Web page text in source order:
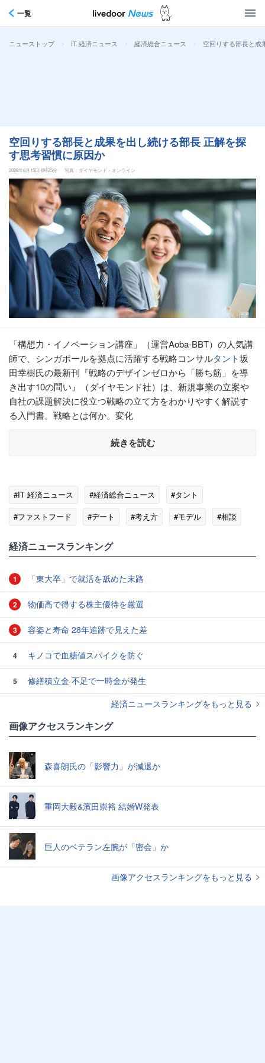
一覧
ニューストップ > IT 経済ニュース > 経済総合ニュース > 空回りする部長と成
空回りする部長と成果を出し続ける部長 正解を探
す思考習慣に原因か
2026年6月15日 6時25分 写真：ダイヤモンド・オンライン
「構想力・イノベーション講座」（運営Aoba-BBT）の人気講
師で、シンガポールを拠点に活躍する戦略コンサルタント坂
田幸樹氏の最新刊『戦略のデザインゼロから「勝ち筋」を導
き出す10の問い』（ダイヤモンド社）は、新規事業の立案や
自社の課題解決に役立つ戦略の立て方をわかりやすく解説す
る入門書。戦略とは何か。変化
続きを読む
#IT 経済ニュース #経済総合ニュース
#タント
#ファストフード
#デート #考え方 #モデル
#相談
経済ニュースランキング
1 「東大卒」で就活を舐めた末路
2 物価高で得する株主優待を厳選
3 容姿と寿命 28年追跡で見えた差
4 キノコで血糖値スパイクを防ぐ
5
修繕積立金 不足で一時金が発生
経済ニュースランキングをもっと見る
画像アクセスランキング
森喜朗氏の「影響力」が減退か
重岡大毅&濱田崇裕 結婚W発表
巨人のベテラン左腕が「密会」か
画像アクセスランキングをもっと見る